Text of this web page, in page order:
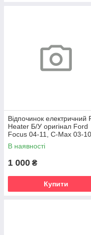
Відпочинок електричний
Heater Б/У оригінал Ford
Focus 04-11, C-Max 03-10,
Kuga 08-12
В наявності
1 000 ₴
Купити